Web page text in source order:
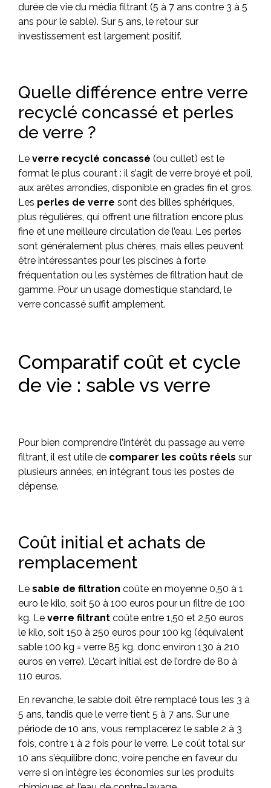
durée de vie du média filtrant (5 à 7 ans contre 3 à 5
ans pour le sable). Sur 5 ans, le retour sur
investissement est largement positif.
Quelle différence entre verre
recyclé concassé et perles
de verre ?
Le verre recyclé concassé (ou cullet) est le
format le plus courant : il s’agit de verre broyé et poli,
aux arêtes arrondies, disponible en grades fin et gros.
Les perles de verre sont des billes sphériques,
plus régulières, qui offrent une filtration encore plus
fine et une meilleure circulation de l’eau. Les perles
sont généralement plus chères, mais elles peuvent
être intéressantes pour les piscines à forte
fréquentation ou les systèmes de filtration haut de
gamme. Pour un usage domestique standard, le
verre concassé suffit amplement.
Comparatif coût et cycle
de vie : sable vs verre
Pour bien comprendre l’intérêt du passage au verre
filtrant, il est utile de comparer les coûts réels sur
plusieurs années, en intégrant tous les postes de
dépense.
Coût initial et achats de
remplacement
Le sable de filtration coûte en moyenne 0,50 à 1
euro le kilo, soit 50 à 100 euros pour un filtre de 100
kg. Le verre filtrant coûte entre 1,50 et 2,50 euros
le kilo, soit 150 à 250 euros pour 100 kg (équivalent
sable 100 kg = verre 85 kg, donc environ 130 à 210
euros en verre). L’écart initial est de l’ordre de 80 à
110 euros.
En revanche, le sable doit être remplacé tous les 3 à
5 ans, tandis que le verre tient 5 à 7 ans. Sur une
période de 10 ans, vous remplacerez le sable 2 à 3
fois, contre 1 à 2 fois pour le verre. Le coût total sur
10 ans s’équilibre donc, voire penche en faveur du
verre si on intègre les économies sur les produits